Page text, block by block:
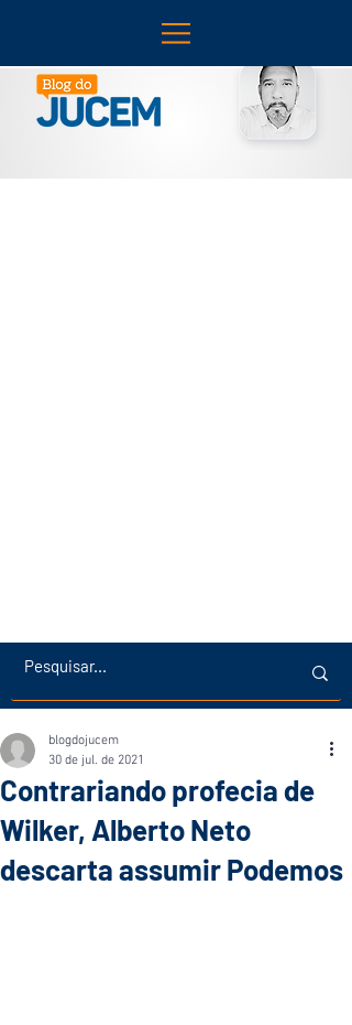
Contrariando profecia de
Wilker, Alberto Neto
descarta assumir Podemos
blogdojucem
30 de jul. de 2021